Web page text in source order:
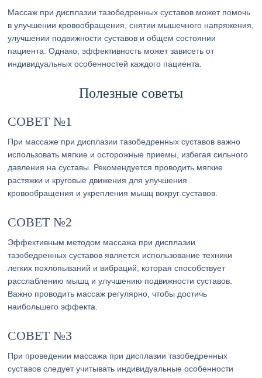
Массаж при дисплазии тазобедренных суставов может помочь
в улучшении кровообращения, снятии мышечного напряжения,
улучшении подвижности суставов и общем состоянии
пациента. Однако, эффективность может зависеть от
индивидуальных особенностей каждого пациента.
Полезные советы
СОВЕТ №1
При массаже при дисплазии тазобедренных суставов важно
использовать мягкие и осторожные приемы, избегая сильного
давления на суставы. Рекомендуется проводить мягкие
растяжки и круговые движения для улучшения
кровообращения и укрепления мышц вокруг суставов.
СОВЕТ №2
Эффективным методом массажа при дисплазии
тазобедренных суставов является использование техники
легких похлопываний и вибраций, которая способствует
расслаблению мышц и улучшению подвижности суставов.
Важно проводить массаж регулярно, чтобы достичь
наибольшего эффекта.
СОВЕТ №3
При проведении массажа при дисплазии тазобедренных
суставов следует учитывать индивидуальные особенности